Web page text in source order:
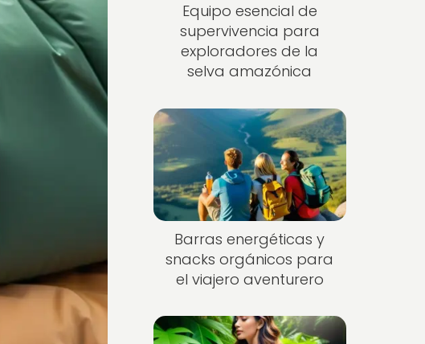
Equipo esencial de
supervivencia para
exploradores de la
selva amazónica
Barras energéticas y
snacks orgánicos para
el viajero aventurero